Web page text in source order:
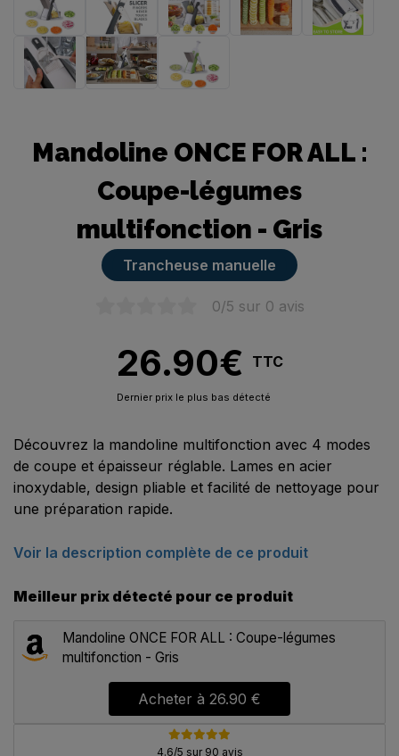
Mandoline ONCE FOR ALL :
Coupe-légumes
multifonction - Gris
Trancheuse manuelle
0/5 sur 0 avis
26.90€ TTC
Dernier prix le plus bas détecté
Découvrez la mandoline multifonction avec 4 modes
de coupe et épaisseur réglable. Lames en acier
inoxydable, design pliable et facilité de nettoyage pour
une préparation rapide.
Voir la description complète de ce produit
Meilleur prix détecté pour ce produit
Mandoline ONCE FOR ALL : Coupe-légumes
multifonction - Gris
Acheter à 26.90 €
4.6/5 sur 90 avis